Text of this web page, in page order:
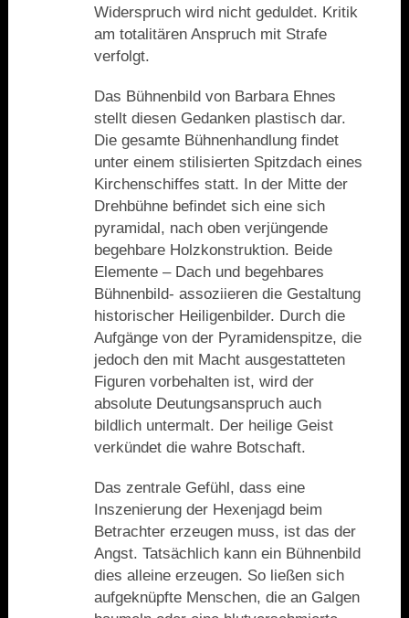
Widerspruch wird nicht geduldet. Kritik
am totalitären Anspruch mit Strafe
verfolgt.
Das Bühnenbild von Barbara Ehnes
stellt diesen Gedanken plastisch dar.
Die gesamte Bühnenhandlung findet
unter einem stilisierten Spitzdach eines
Kirchenschiffes statt. In der Mitte der
Drehbühne befindet sich eine sich
pyramidal, nach oben verjüngende
begehbare Holzkonstruktion. Beide
Elemente – Dach und begehbares
Bühnenbild- assoziieren die Gestaltung
historischer Heiligenbilder. Durch die
Aufgänge von der Pyramidenspitze, die
jedoch den mit Macht ausgestatteten
Figuren vorbehalten ist, wird der
absolute Deutungsanspruch auch
bildlich untermalt. Der heilige Geist
verkündet die wahre Botschaft.
Das zentrale Gefühl, dass eine
Inszenierung der Hexenjagd beim
Betrachter erzeugen muss, ist das der
Angst. Tatsächlich kann ein Bühnenbild
dies alleine erzeugen. So ließen sich
aufgeknüpfte Menschen, die an Galgen